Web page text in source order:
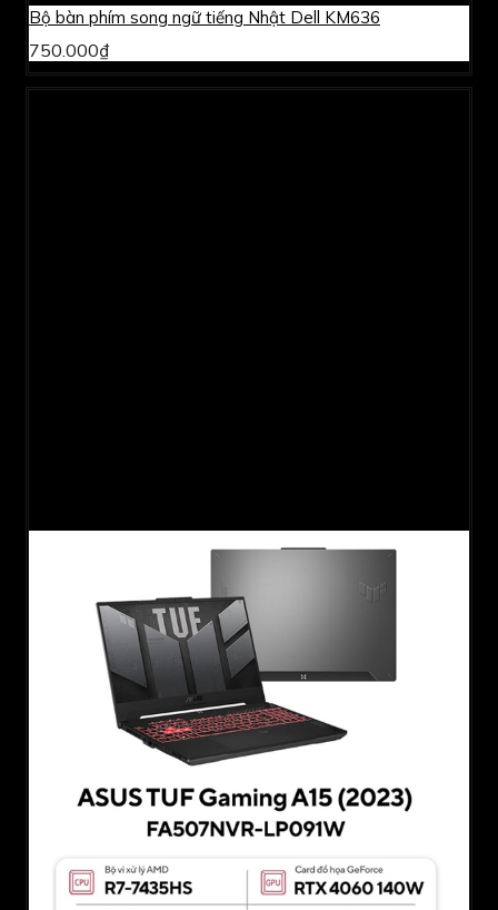
Bộ bàn phím song ngữ tiếng Nhật Dell KM636
750.000₫